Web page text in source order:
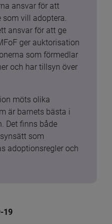
ansvar för att
vill adoptera.
ansvar för att ge
ger auktorisation
som förmedlar
och har tillsyn över
möts olika
är barnets bästa i
Det finns både
som
adoptionsregler och
19